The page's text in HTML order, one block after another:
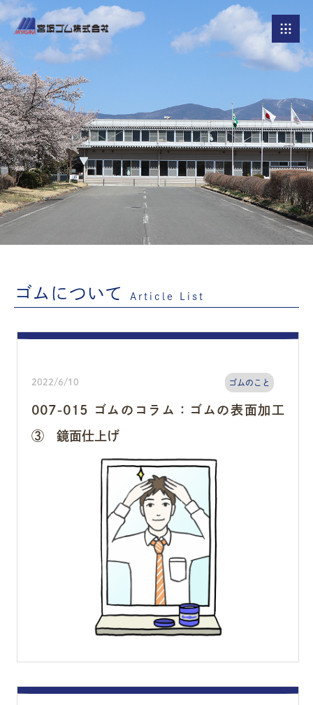
ゴムについて Article List
2022/6/10 ゴムのこと
007-015 ゴムのコラム：ゴムの表面加工
③ 鏡面仕上げ